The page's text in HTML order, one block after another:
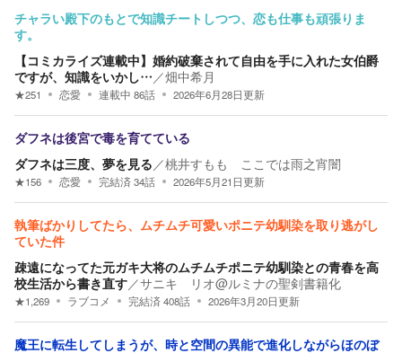
チャラい殿下のもとで知識チートしつつ、恋も仕事も頑張りま
す。
【コミカライズ連載中】婚約破棄されて自由を手に入れた女伯爵
ですが、知識をいかし… ／畑中希月
★251 恋愛 連載中 86話 2026年6月28日更新
ダフネは後宮で毒を育てている
ダフネは三度、夢を見る ／桃井すもも ここでは雨之宵闇
★156 恋愛 完結済34話 2026年5月21日更新
執筆ばかりしてたら、ムチムチ可愛いポニテ幼馴染を取り逃がし
ていた件
疎遠になってた元ガキ大将のムチムチポニテ幼馴染との青春を高
校生活から書き直す／サニキ リオ@ルミナの聖剣書籍化
★1,269 ラブコメ 完結済408話 2026年3月20日更新
魔王に転生してしまうが、時と空間の異能で進化しながらほのぼ